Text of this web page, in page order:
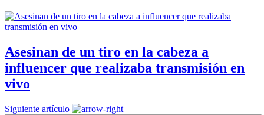
Asesinan de un tiro en la cabeza a
influencer que realizaba transmisión en
vivo
Siguiente artículo